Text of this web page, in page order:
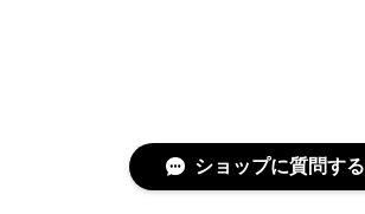
ショップに質問する